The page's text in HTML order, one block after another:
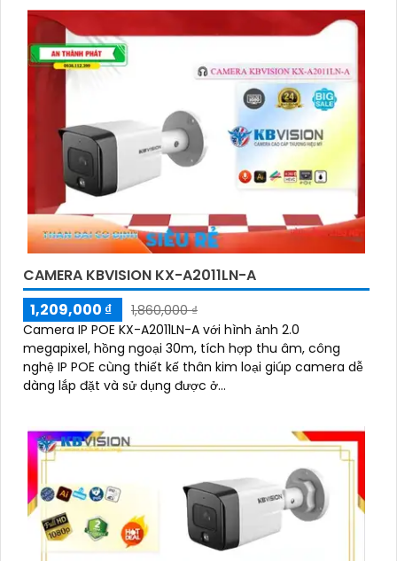
CAMERA KBVISION KX-A2011LN-A
1,209,000 ₫
1,860,000 ₫
Camera IP POE KX-A2011LN-A với hình ảnh 2.0
megapixel, hồng ngoại 30m, tích hợp thu âm, công
nghệ IP POE cùng thiết kế thân kim loại giúp camera dễ
dàng lắp đặt và sử dụng được ở...